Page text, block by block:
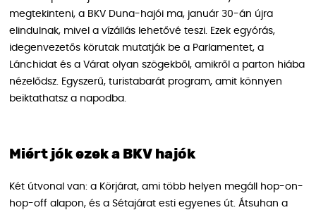
megtekinteni, a BKV Duna-hajói ma, január 30-án újra
elindulnak, mivel a vízállás lehetővé teszi. Ezek egyórás,
idegenvezetős körutak mutatják be a Parlamentet, a
Lánchidat és a Várat olyan szögekből, amikről a parton hiába
nézelődsz. Egyszerű, turistabarát program, amit könnyen
beiktathatsz a napodba.
Miért jók ezek a BKV hajók
Két útvonal van: a Körjárat, ami több helyen megáll hop-on-
hop-off alapon, és a Sétajárat esti egyenes út. Átsuhan a